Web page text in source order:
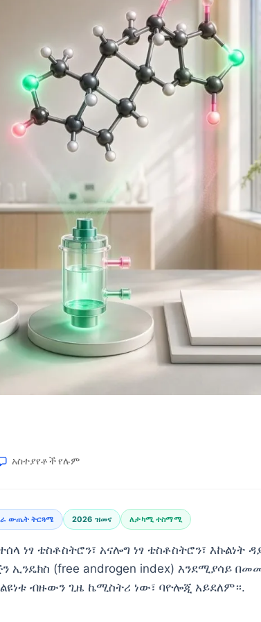
አስተያየቶች የሉም
ውጤት ትርጓሜ 2026 ዝመና ለታካሚ ተስማሚ
ነፃ ቴስቶስትሮን፣ አናሎግ ነፃ ቴስቶስትሮን፣ እኩልነት
ኢንዴክስ (free androgen index) እንደሚያሳይ
ብዙውን ጊዜ ኬሚስትሪ ነው፣ ባዮሎጂ አይደለም።.